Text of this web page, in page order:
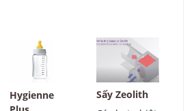
Hygienne
Sấy Zeolith